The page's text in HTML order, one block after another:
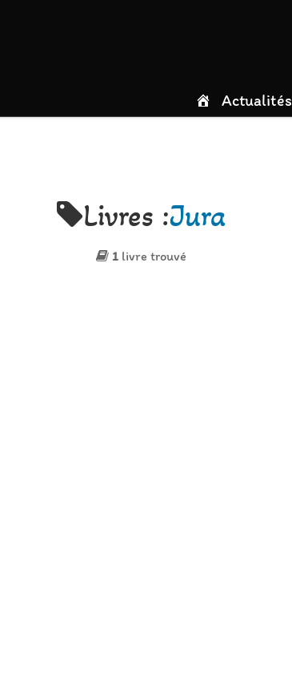
Actualités
Livres :Jura
1livre trouvé